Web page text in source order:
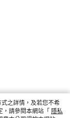
之詳情，及若您不希
，請參閱本網站「 隱私